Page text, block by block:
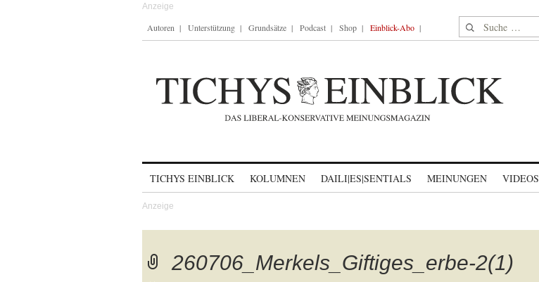
Autoren Unterstützung Grundsätze Podcast Shop Einblick-Abo Suche nach:
TICHYS EINBLICK KOLUMNEN DAILI|ES|SENTIALS MEINUNGEN VIDEOS
260706_Merkels_Giftiges_erbe-2(1)